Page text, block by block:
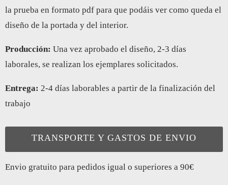
la prueba en formato pdf para que podáis ver como queda el
diseño de la portada y del interior.
Producción: Una vez aprobado el diseño, 2-3 días
laborales, se realizan los ejemplares solicitados.
Entrega: 2-4 días laborables a partir de la finalización del
trabajo
TRANSPORTE Y GASTOS DE ENVIO
Envio gratuito para pedidos igual o superiores a 90€